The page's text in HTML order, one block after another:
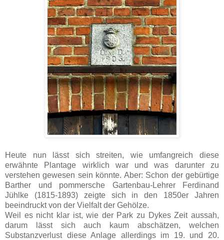
Heute nun lässt sich streiten, wie umfangreich diese
erwähnte Plantage wirklich war und was darunter zu
verstehen gewesen sein könnte. Aber: Schon der gebürtige
Barther und pommersche Gartenbau-Lehrer Ferdinand
Jühlke (1815-1893) zeigte sich in den 1850er Jahren
beeindruckt von der Vielfalt der Gehölze.
Weil es nicht klar ist, wie der Park zu Dykes Zeit aussah,
darum lässt sich auch kaum abschätzen, welchen
Substanzverlust diese Anlage allerdings im 19. und 20.